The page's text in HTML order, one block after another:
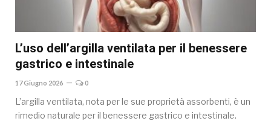
L’uso dell’argilla ventilata per il benessere
gastrico e intestinale
17 Giugno 2026 0
L’argilla ventilata, nota per le sue proprietà assorbenti, è un
rimedio naturale per il benessere gastrico e intestinale.